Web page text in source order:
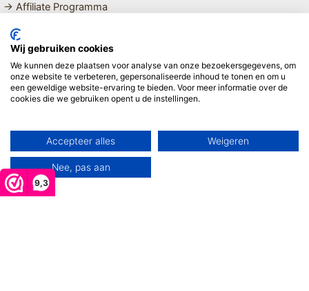
9,3
→ Affiliate Programma
MET LIEFDE SAMENGESTELDE
BIOLOGISCHE EN DUURZAME PRODUCTEN VOOR HET HELE
GEZIN
Wij gebruiken cookies
We kunnen deze plaatsen voor analyse van onze bezoekersgegevens, om
onze website te verbeteren, gepersonaliseerde inhoud te tonen en om u
een geweldige website-ervaring te bieden. Voor meer informatie over de
cookies die we gebruiken opent u de instellingen.
Accepteer alles Weigeren
Nee, pas aan